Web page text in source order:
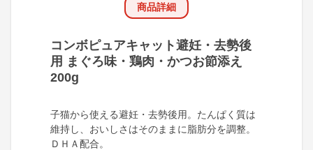
商品詳細
コンボピュアキャット避妊・去勢後
用 まぐろ味・鶏肉・かつお節添え
200g
子猫から使える避妊・去勢後用。たんぱく質は
維持し、おいしさはそのままに脂肪分を調整。
ＤＨＡ配合。